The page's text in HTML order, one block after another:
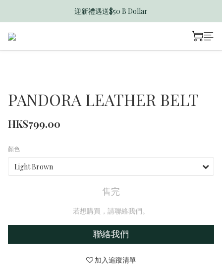
香港訂單滿$600免運費
迎新禮遇送$50 B Dollar
PANDORA LEATHER BELT
HK$799.00
顏色
售完
若想購買，請聯絡我們。
聯絡我們
加入追蹤清單